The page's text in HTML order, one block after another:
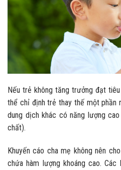
Nếu trẻ không tăng trưởng đạt
thể chỉ định trẻ thay thế một phần
dung dịch khác có năng lượng
chất).
Khuyến cáo cha mẹ không nên
chứa hàm lượng khoáng cao.